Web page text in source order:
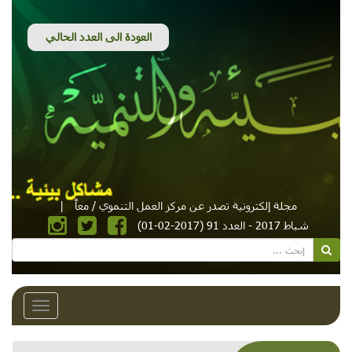
مجلة إلكترونية تصدر عن مركز العمل التنموي / معاً
|
شباط 2017 - العدد 91 (2017-02-01)
Toggle